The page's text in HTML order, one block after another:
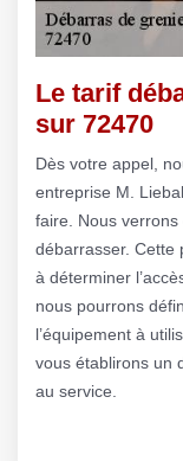
Le tarif
sur 72470
Dès votre appel,
entreprise M.
faire. Nous
débarrasser. Cette
à déterminer
nous pourrons
l’équipement à
vous établirons un
au service.